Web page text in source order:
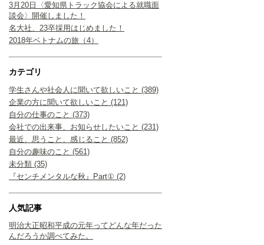
3月20日〈愛知県トラック協会による就職面
談会〉開催しました！
名大社、23卒採用はじめました！
2018年ベトナムの旅（4）
カテゴリ
学生さんや社会人に聞いて欲しいこと (389)
企業の方に聞いて欲しいこと (121)
自分の仕事のこと (373)
会社での出来事、お知らせしたいこと (231)
最近、思うこと、感じること (852)
自分の趣味のこと (561)
未分類 (35)
『センチメンタルな秋』Part① (2)
人気記事
明治大正昭和平成の元年ってどんな年だった
んだろうか調べてみた。